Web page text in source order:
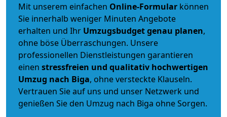
Mit unserem einfachen Online-Formular können
Sie innerhalb weniger Minuten Angebote
erhalten und Ihr Umzugsbudgetgenau planen,
ohne böse Überraschungen. Unsere
professionellen Dienstleistungen garantieren
einen stressfreien und qualitativ hochwertigen
Umzug nach Biga, ohne versteckte Klauseln.
Vertrauen Sie auf uns und unser Netzwerk und
genießen Sie den Umzug nach Biga ohne Sorgen.